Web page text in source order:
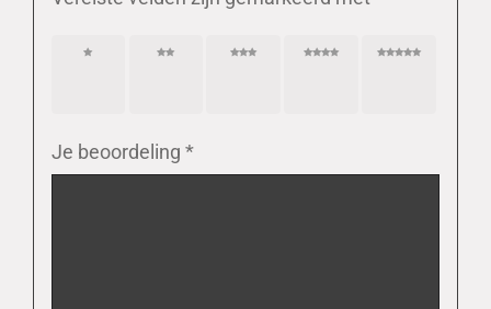
1 van
2 van
3 van
4 van
5 van
Je beoordeling *